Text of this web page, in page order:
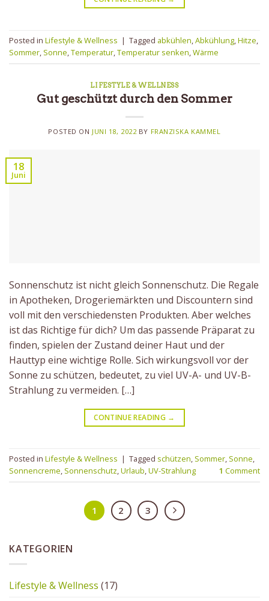
Posted in Lifestyle & Wellness | Tagged abkühlen,Abkühlung,Hitze,
Sommer, Sonne,Temperatur,Temperatur senken,Wärme
LIFESTYLE & WELLNESS
Gut geschützt durch den Sommer
POSTED ON JUNI 18, 2022BY FRANZISKA KAMMEL
18
Juni
Sonnenschutz ist nicht gleich Sonnenschutz. Die Regale
in Apotheken, Drogeriemärkten und Discountern sind
voll mit den verschiedensten Produkten. Aber welches
ist das Richtige für dich? Um das passende Präparat zu
finden, spielen der Zustand deiner Haut und der
Hauttyp eine wichtige Rolle. Sich wirkungsvoll vor der
Sonne zu schützen, bedeutet, zu viel UV-A- und UV-B-
Strahlung zu vermeiden. […]
CONTINUE READING →
Posted in Lifestyle & Wellness | Tagged schützen, Sommer, Sonne,
Sonnencreme, Sonnenschutz,Urlaub,UV-Strahlung 1 Comment
1 2 3
KATEGORIEN
Lifestyle & Wellness (17)